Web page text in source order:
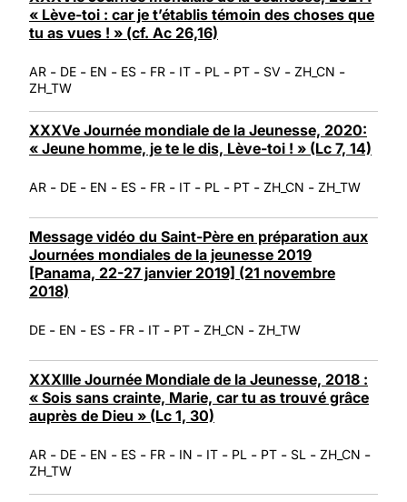
« Lève-toi : car je t’établis témoin des choses que
tu as vues ! » (cf. Ac 26,16)
AR - DE - EN - ES - FR - IT - PL - PT - SV - ZH_CN -
ZH_TW
XXXVe Journée mondiale de la Jeunesse, 2020:
« Jeune homme, je te le dis, Lève-toi ! » (Lc 7, 14)
AR - DE - EN - ES - FR - IT - PL - PT - ZH_CN - ZH_TW
Message vidéo du Saint-Père en préparation aux
Journées mondiales de la jeunesse 2019
[Panama, 22-27 janvier 2019] (21 novembre
2018)
DE - EN - ES - FR - IT - PT - ZH_CN - ZH_TW
XXXIIIe Journée Mondiale de la Jeunesse, 2018 :
« Sois sans crainte, Marie, car tu as trouvé grâce
auprès de Dieu » (Lc 1, 30)
AR - DE - EN - ES - FR - IN - IT - PL - PT - SL - ZH_CN -
ZH_TW